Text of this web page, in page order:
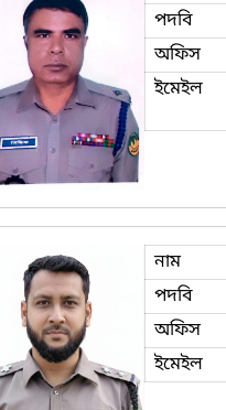
পদবি
অফিস
ইমেইল
নাম
পদবি
অফিস
ইমেইল